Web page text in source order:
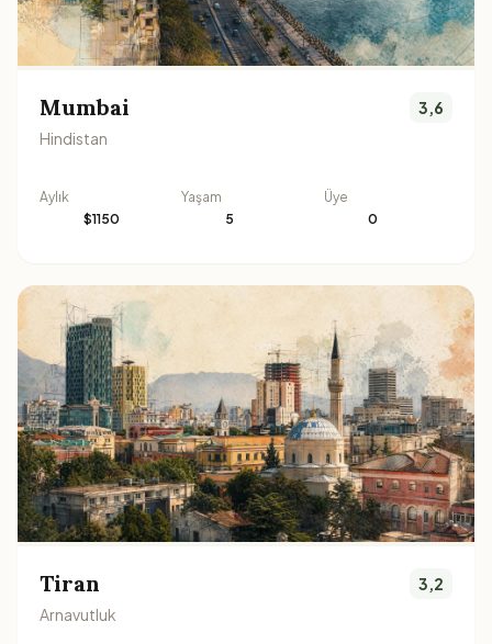
Mumbai
Hindistan
3,6
Aylık
$1150
Yaşam
5
Üye
0
Tiran
Arnavutluk
3,2